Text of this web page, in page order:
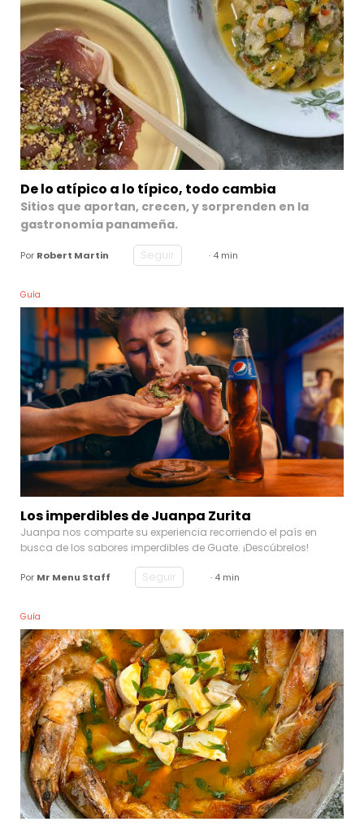
De lo atípico a lo típico, todo cambia
Sitios que aportan, crecen, y sorprenden en la
gastronomía panameña.
Por Robert Martin Seguir · 4 min
Guía
Los imperdibles de Juanpa Zurita
Juanpa nos comparte su experiencia recorriendo el país en
busca de los sabores imperdibles de Guate. ¡Descúbrelos!
Por Mr Menu Staff Seguir · 4 min
Guía